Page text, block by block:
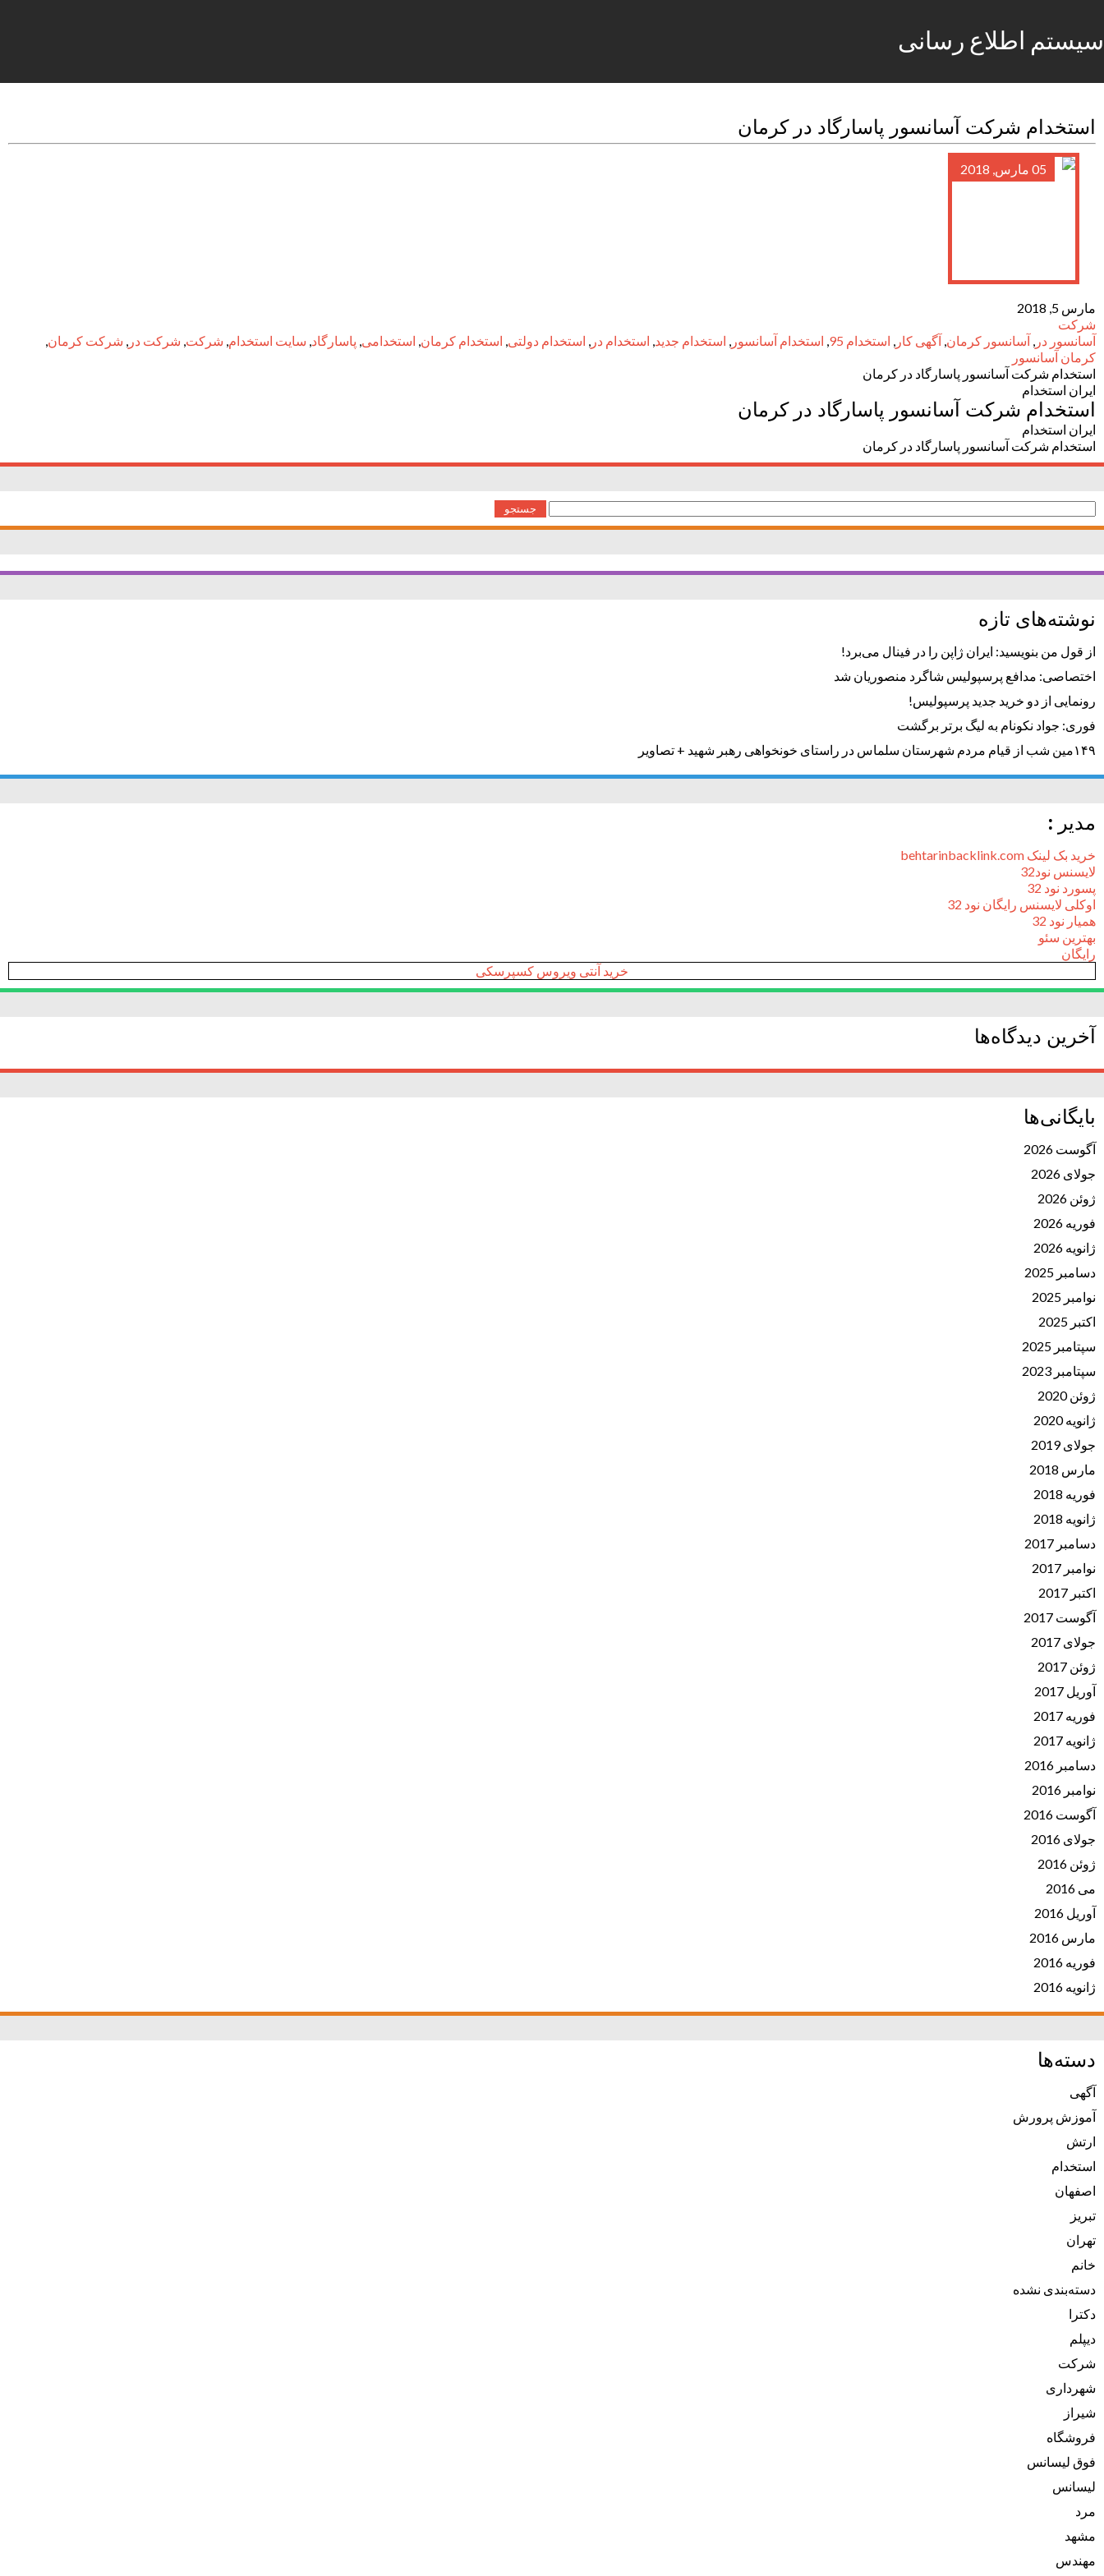
سیستم اطلاع رسانی
استخدام شرکت آسانسور پاسارگاد در کرمان
05 مارس, 2018
مارس 5, 2018
شرکت
آسانسور در , آسانسور کرمان, آگهی کار , استخدام 95 , استخدام آسانسور , استخدام جدید, استخدام در , استخدام دولتی, استخدام کرمان, استخدامی, پاسارگاد, سایت استخدام, شرکت, شرکت در , شرکت کرمان,
کرمان آسانسور
استخدام شرکت آسانسور پاسارگاد در کرمان
ایران استخدام
استخدام شرکت آسانسور پاسارگاد در کرمان
ایران استخدام
استخدام شرکت آسانسور پاسارگاد در کرمان
جستجو
برای:
نوشته‌های تازه
از قول من بنویسید: ایران ژاپن را در فینال می‌برد!
اختصاصی: مدافع پرسپولیس شاگرد منصوریان شد
رونمایی از دو خرید جدید پرسپولیس!
فوری: جواد نکونام به لیگ برتر برگشت
۱۴۹مین شب از قیام مردم شهرستان سلماس در راستای خونخواهی رهبر شهید + تصاویر
مدیر :
خرید بک لینک behtarinbacklink.com
لایسنس نود32
پسورد نود 32
اوکلی لایسنس رایگان نود 32
همیار نود 32
بهترین سئو
رایگان
خرید آنتی ویروس کسپرسکی
آخرین دیدگاه‌ها
بایگانی‌ها
آگوست 2026
جولای 2026
ژوئن 2026
فوریه 2026
ژانویه 2026
دسامبر 2025
نوامبر 2025
اکتبر 2025
سپتامبر 2025
سپتامبر 2023
ژوئن 2020
ژانویه 2020
جولای 2019
مارس 2018
فوریه 2018
ژانویه 2018
دسامبر 2017
نوامبر 2017
اکتبر 2017
آگوست 2017
جولای 2017
ژوئن 2017
آوریل 2017
فوریه 2017
ژانویه 2017
دسامبر 2016
نوامبر 2016
آگوست 2016
جولای 2016
ژوئن 2016
می 2016
آوریل 2016
مارس 2016
فوریه 2016
ژانویه 2016
دسته‌ها
آگهی
آموزش پرورش
ارتش
استخدام
اصفهان
تبریز
تهران
خانم
دسته‌بندی نشده
دکترا
دیپلم
شرکت
شهرداری
شیراز
فروشگاه
فوق لیسانس
لیسانس
مرد
مشهد
مهندس